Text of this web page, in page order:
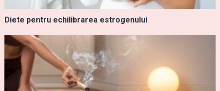
Diete pentru echilibrarea estrogenului